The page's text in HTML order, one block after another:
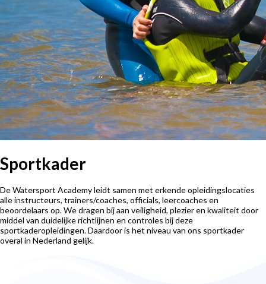
Sportkader
De Watersport Academy leidt samen met erkende opleidingslocaties
alle instructeurs, trainers/coaches, officials, leercoaches en
beoordelaars op. We dragen bij aan veiligheid, plezier en kwaliteit door
middel van duidelijke richtlijnen en controles bij deze
sportkaderopleidingen. Daardoor is het niveau van ons sportkader
overal in Nederland gelijk.